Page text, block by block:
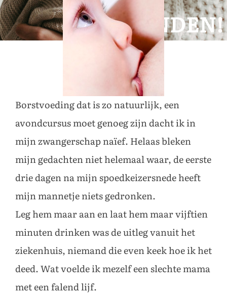
ELF
MAANDEN!
Borstvoeding dat is zo natuurlijk, een
avondcursus moet genoeg zijn dacht ik in
mijn zwangerschap naïef. Helaas bleken
mijn gedachten niet helemaal waar, de eerste
drie dagen na mijn spoedkeizersnede heeft
mijn mannetje niets gedronken.
Leg hem maar aan en laat hem maar vijftien
minuten drinken was de uitleg vanuit het
ziekenhuis, niemand die even keek hoe ik het
deed. Wat voelde ik mezelf een slechte mama
met een falend lijf.